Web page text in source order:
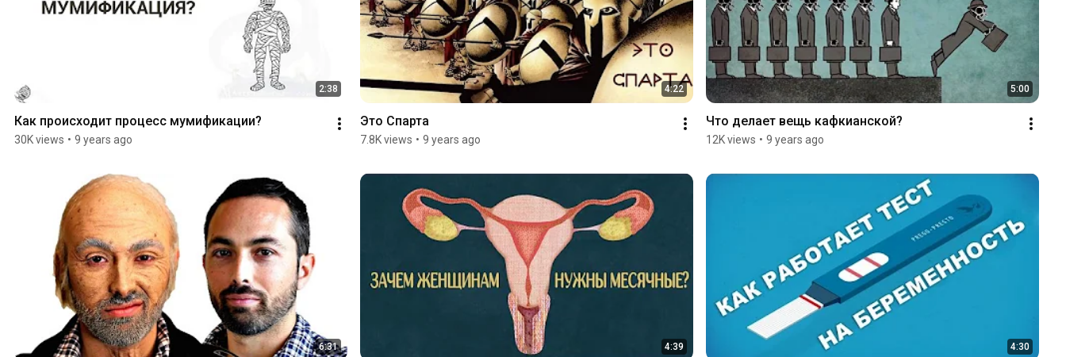
2:38
Как происходит процесс мумификации?
30K views • 9 years ago
4:22
Это Спарта
7.8K views • 9 years ago
5:00
Что делает вещь кафкианской?
12K views • 9 years ago
6:31 4:39 4:30